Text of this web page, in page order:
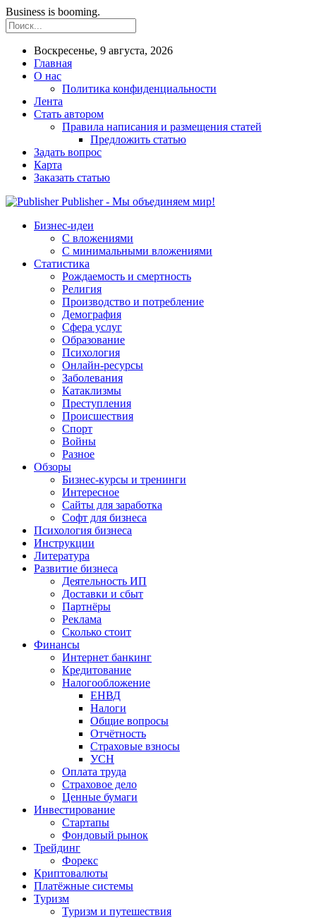
Business is booming.
Воскресенье, 9 августа, 2026
Главная
О нас
Политика конфиденциальности
Лента
Стать автором
Правила написания и размещения статей
Предложить статью
Задать вопрос
Карта
Заказать статью
Publisher - Мы объединяем мир!
Бизнес-идеи
С вложениями
С минимальными вложениями
Статистика
Рождаемость и смертность
Религия
Производство и потребление
Демография
Сфера услуг
Образование
Психология
Онлайн-ресурсы
Заболевания
Катаклизмы
Преступления
Происшествия
Спорт
Войны
Разное
Обзоры
Бизнес-курсы и тренинги
Интересное
Сайты для заработка
Софт для бизнеса
Психология бизнеса
Инструкции
Литература
Развитие бизнеса
Деятельность ИП
Доставки и сбыт
Партнёры
Реклама
Сколько стоит
Финансы
Интернет банкинг
Кредитование
Налогообложение
ЕНВД
Налоги
Общие вопросы
Отчётность
Страховые взносы
УСН
Оплата труда
Страховое дело
Ценные бумаги
Инвестирование
Стартапы
Фондовый рынок
Трейдинг
Форекс
Криптовалюты
Платёжные системы
Туризм
Туризм и путешествия